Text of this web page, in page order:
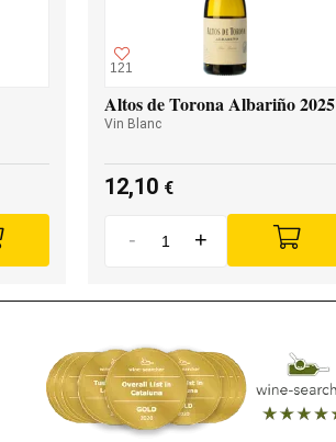
121
Altos de Torona Albariño 2025
Vin Blanc
12,10 €
- +